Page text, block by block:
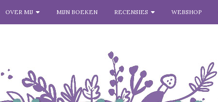
OVER MIJ MIJN BOEKEN RECENSIES WEBSHOP